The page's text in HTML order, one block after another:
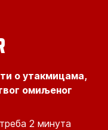
о утакмицама,
омиљеног
2 минута